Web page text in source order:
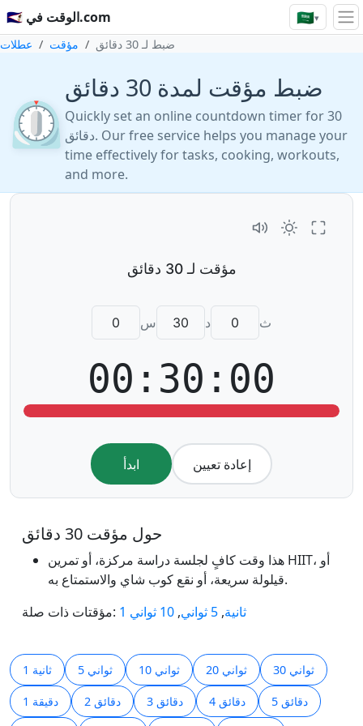
🇸🇦 الوقت في.com 🇸🇦▾
عطلات مؤقت ضبط لـ 30 دقائق
⏲️ Quickly set an online countdown timer for 30
دقائق. Our free service helps you manage your
time effectively for tasks, cooking, workouts,
and more.
س د ث
00:30:00
ابدأ إعادة تعيين
هذا وقت كافٍ لجلسة دراسة مركزة، أو تمرين HIIT، أو
قيلولة سريعة، أو نقع كوب شاي والاستمتاع به.
مؤقتات ذات صلة:‎
1 ثانية, 5 ثواني , 10 ثواني
1 ثانية 5 ثواني 10 ثواني 20 ثواني 30 ثواني
1 دقيقة 2 دقائق 3 دقائق 4 دقائق 5 دقائق